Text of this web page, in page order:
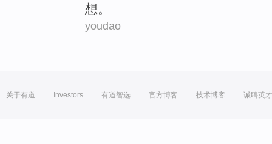
想。
youdao
关于有道 Investors 有道智选 官方博客 技术博客 诚聘英才